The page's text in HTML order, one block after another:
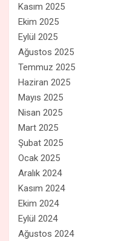
Kasım 2025
Ekim 2025
Eylül 2025
Ağustos 2025
Temmuz 2025
Haziran 2025
Mayıs 2025
Nisan 2025
Mart 2025
Şubat 2025
Ocak 2025
Aralık 2024
Kasım 2024
Ekim 2024
Eylül 2024
Ağustos 2024